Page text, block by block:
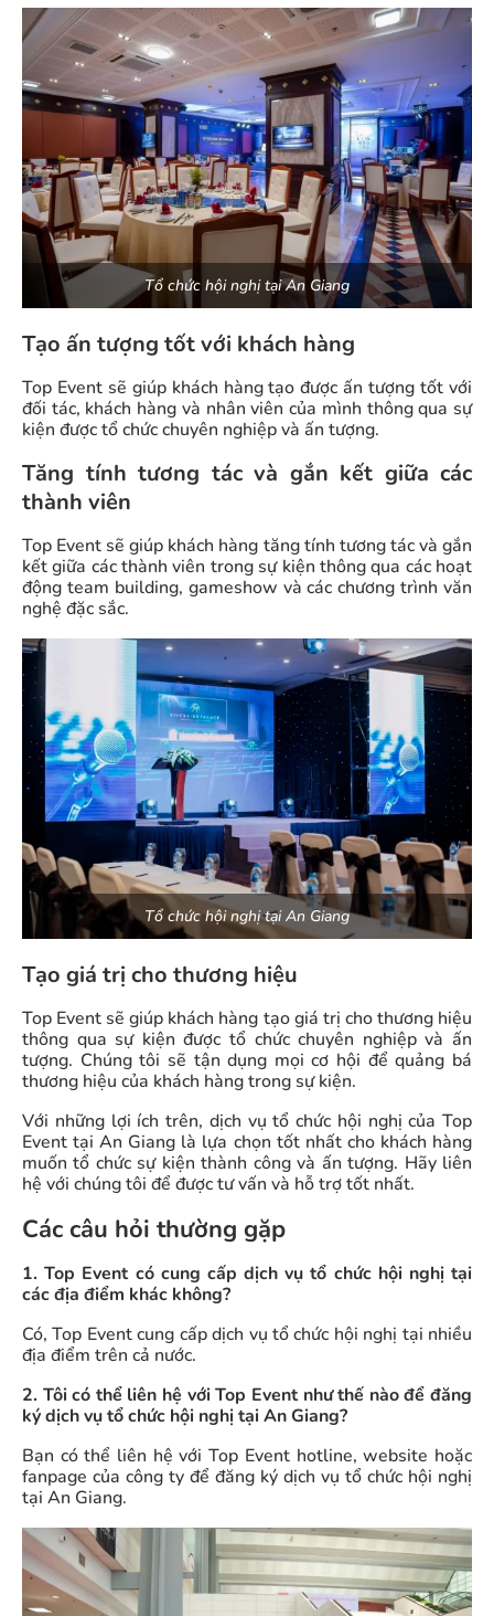
Tổ chức hội nghị tại An Giang
Tạo ấn tượng tốt với khách hàng
Top Event sẽ giúp khách hàng tạo được ấn tượng tốt với
đối tác, khách hàng và nhân viên của mình thông qua sự
kiện được tổ chức chuyên nghiệp và ấn tượng.
Tăng tính tương tác và gắn kết giữa các
thành viên
Top Event sẽ giúp khách hàng tăng tính tương tác và gắn
kết giữa các thành viên trong sự kiện thông qua các hoạt
động team building, gameshow và các chương trình văn
nghệ đặc sắc.
Tổ chức hội nghị tại An Giang
Tạo giá trị cho thương hiệu
Top Event sẽ giúp khách hàng tạo giá trị cho thương hiệu
thông qua sự kiện được tổ chức chuyên nghiệp và ấn
tượng. Chúng tôi sẽ tận dụng mọi cơ hội để quảng bá
thương hiệu của khách hàng trong sự kiện.
Với những lợi ích trên, dịch vụ tổ chức hội nghị của Top
Event tại An Giang là lựa chọn tốt nhất cho khách hàng
muốn tổ chức sự kiện thành công và ấn tượng. Hãy liên
hệ với chúng tôi để được tư vấn và hỗ trợ tốt nhất.
Các câu hỏi thường gặp
1. Top Event có cung cấp dịch vụ tổ chức hội nghị tại
các địa điểm khác không?
Có, Top Event cung cấp dịch vụ tổ chức hội nghị tại nhiều
địa điểm trên cả nước.
2. Tôi có thể liên hệ với Top Event như thế nào để đăng
ký dịch vụ tổ chức hội nghị tại An Giang?
Bạn có thể liên hệ với Top Event hotline, website hoặc
fanpage của công ty để đăng ký dịch vụ tổ chức hội nghị
tại An Giang.